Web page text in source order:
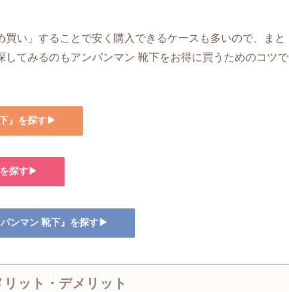
買い」することで安く購入できるケースも多いので、まと
してみるのもアンパンマン 靴下をお得に買うためのコツで
』を探す▶
探す▶
ンマン 靴下』を探す▶
ット・デメリット